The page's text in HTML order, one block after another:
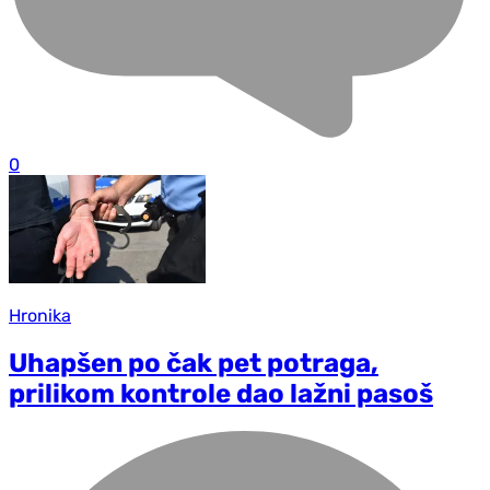
0
Hronika
Uhapšen po čak pet potraga,
prilikom kontrole dao lažni pasoš